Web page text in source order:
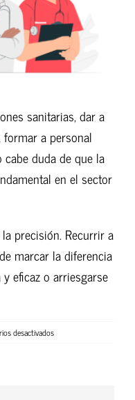
sanitarias, dar a
a personal
duda de que la
en el sector
precisión. Recurrir a
marcar la diferencia
eficaz o arriesgarse
desactivadosen